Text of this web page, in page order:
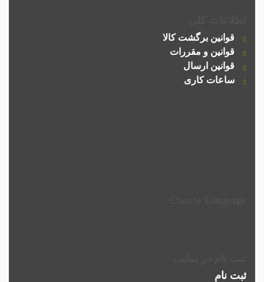
قوانین برگشت کالا
قوانین و مقررات
قوانین ارسال
ساعات کاری
ثبت نام